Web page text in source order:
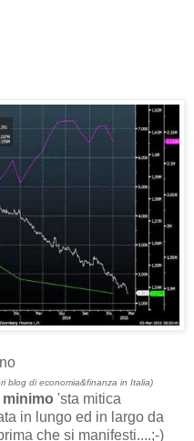
blog di economia&finanza in Italia)
'sta mitica
in lungo ed in largo da
che si manifesti....;-)